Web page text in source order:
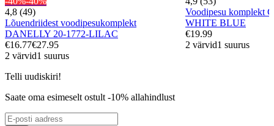
4,8 (49)
Lõuendriidest voodipesukomplekt
DANELLY 20-1772-LILAC
€16.77€27.95
2 värvid1 suurus
Voodipesu komplekt
WHITE BLUE
€19.99
2 värvid1 suurus
Telli uudiskiri!
Saate oma esimeselt ostult -10% allahindlust